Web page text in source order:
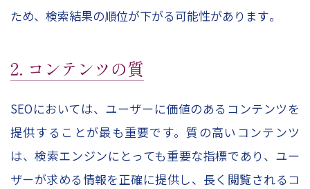
ため、検索結果の順位が下がる可能性があります​。
2. コンテンツの質
SEOにおいては、ユーザーに価値のあるコンテンツを
提供することが最も重要です。質の高いコンテンツ
は、検索エンジンにとっても重要な指標であり、ユー
ザーが求める情報を正確に提供し、長く閲覧されるコ